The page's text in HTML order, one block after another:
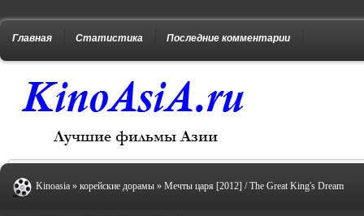
Главная Статистика Последние комментарии
Kinoasia » корейские дорамы » Мечты царя [2012] / The Great King's Dream